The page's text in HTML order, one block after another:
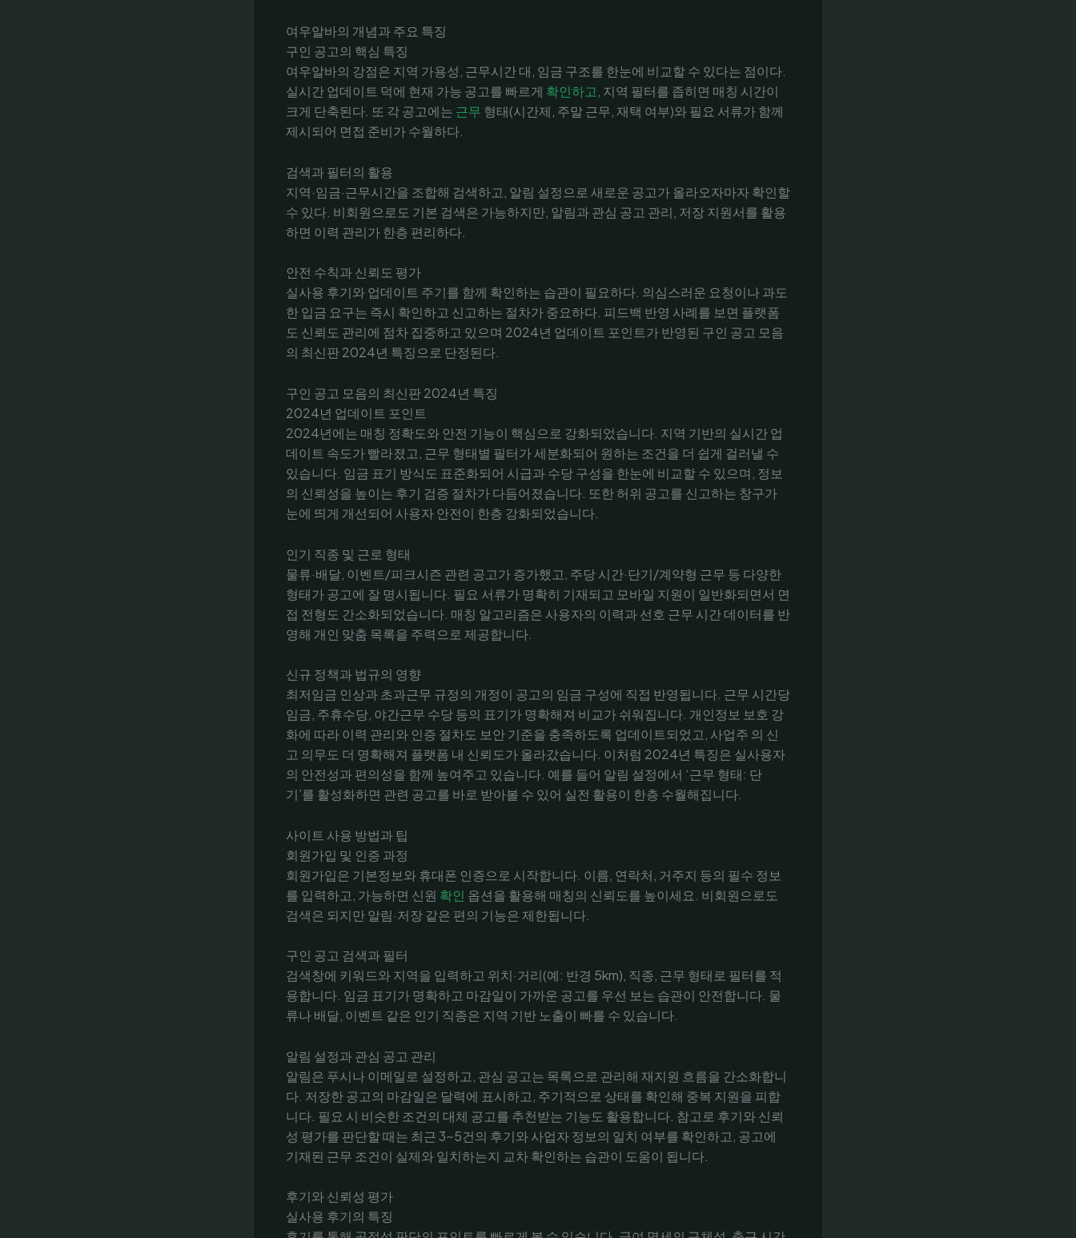
여우알바의 개념과 주요 특징
구인 공고의 핵심 특징
여우알바의 강점은 지역 가용성, 근무시간 대, 임금 구조를 한눈에 비교할 수 있다는 점이다.
실시간 업데이트 덕에 현재 가능 공고를 빠르게 확인하고, 지역 필터를 좁히면 매칭 시간이
크게 단축된다. 또 각 공고에는 근무 형태(시간제, 주말 근무, 재택 여부)와 필요 서류가 함께
제시되어 면접 준비가 수월하다.
검색과 필터의 활용
지역·임금·근무시간을 조합해 검색하고, 알림 설정으로 새로운 공고가 올라오자마자 확인할
수 있다. 비회원으로도 기본 검색은 가능하지만, 알림과 관심 공고 관리, 저장 지원서를 활용
하면 이력 관리가 한층 편리하다.
안전 수칙과 신뢰도 평가
실사용 후기와 업데이트 주기를 함께 확인하는 습관이 필요하다. 의심스러운 요청이나 과도
한 입금 요구는 즉시 확인하고 신고하는 절차가 중요하다. 피드백 반영 사례를 보면 플랫폼
도 신뢰도 관리에 점차 집중하고 있으며 2024년 업데이트 포인트가 반영된 구인 공고 모음
의 최신판 2024년 특징으로 단정된다.
구인 공고 모음의 최신판 2024년 특징
2024년 업데이트 포인트
2024년에는 매칭 정확도와 안전 기능이 핵심으로 강화되었습니다. 지역 기반의 실시간 업
데이트 속도가 빨라졌고, 근무 형태별 필터가 세분화되어 원하는 조건을 더 쉽게 걸러낼 수
있습니다. 임금 표기 방식도 표준화되어 시급과 수당 구성을 한눈에 비교할 수 있으며, 정보
의 신뢰성을 높이는 후기 검증 절차가 다듬어졌습니다. 또한 허위 공고를 신고하는 창구가
눈에 띄게 개선되어 사용자 안전이 한층 강화되었습니다.
인기 직종 및 근로 형태
물류·배달, 이벤트/피크시즌 관련 공고가 증가했고, 주당 시간·단기/계약형 근무 등 다양한
형태가 공고에 잘 명시됩니다. 필요 서류가 명확히 기재되고 모바일 지원이 일반화되면서 면
접 전형도 간소화되었습니다. 매칭 알고리즘은 사용자의 이력과 선호 근무 시간 데이터를 반
영해 개인 맞춤 목록을 주력으로 제공합니다.
신규 정책과 법규의 영향
최저임금 인상과 초과근무 규정의 개정이 공고의 임금 구성에 직접 반영됩니다. 근무 시간당
임금, 주휴수당, 야간근무 수당 등의 표기가 명확해져 비교가 쉬워집니다. 개인정보 보호 강
화에 따라 이력 관리와 인증 절차도 보안 기준을 충족하도록 업데이트되었고, 사업주 의 신
고 의무도 더 명확해져 플랫폼 내 신뢰도가 올라갔습니다. 이처럼 2024년 특징은 실사용자
의 안전성과 편의성을 함께 높여주고 있습니다. 예를 들어 알림 설정에서 ‘근무 형태: 단
기’를 활성화하면 관련 공고를 바로 받아볼 수 있어 실전 활용이 한층 수월해집니다.
사이트 사용 방법과 팁
회원가입 및 인증 과정
회원가입은 기본정보와 휴대폰 인증으로 시작합니다. 이름, 연락처, 거주지 등의 필수 정보
를 입력하고, 가능하면 신원 확인 옵션을 활용해 매칭의 신뢰도를 높이세요. 비회원으로도
검색은 되지만 알림·저장 같은 편의 기능은 제한됩니다.
구인 공고 검색과 필터
검색창에 키워드와 지역을 입력하고 위치·거리(예: 반경 5km), 직종, 근무 형태로 필터를 적
용합니다. 임금 표기가 명확하고 마감일이 가까운 공고를 우선 보는 습관이 안전합니다. 물
류나 배달, 이벤트 같은 인기 직종은 지역 기반 노출이 빠를 수 있습니다.
알림 설정과 관심 공고 관리
알림은 푸시나 이메일로 설정하고, 관심 공고는 목록으로 관리해 재지원 흐름을 간소화합니
다. 저장한 공고의 마감일은 달력에 표시하고, 주기적으로 상태를 확인해 중복 지원을 피합
니다. 필요 시 비슷한 조건의 대체 공고를 추천받는 기능도 활용합니다. 참고로 후기와 신뢰
성 평가를 판단할 때는 최근 3~5건의 후기와 사업자 정보의 일치 여부를 확인하고, 공고에
기재된 근무 조건이 실제와 일치하는지 교차 확인하는 습관이 도움이 됩니다.
후기와 신뢰성 평가
실사용 후기의 특징